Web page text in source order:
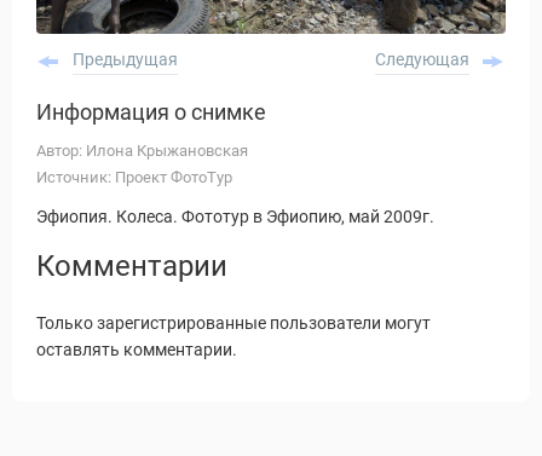
Предыдущая Следующая
Информация о снимке
Автор: Илона Крыжановская
Источник: Проект ФотоТур
Эфиопия. Колеса. Фототур в Эфиопию, май 2009г.
Комментарии
Только зарегистрированные пользователи могут
оставлять комментарии.